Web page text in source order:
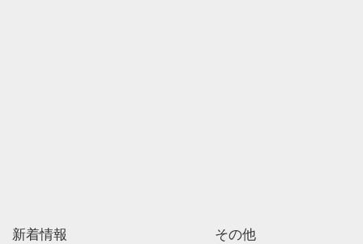
新着情報 その他